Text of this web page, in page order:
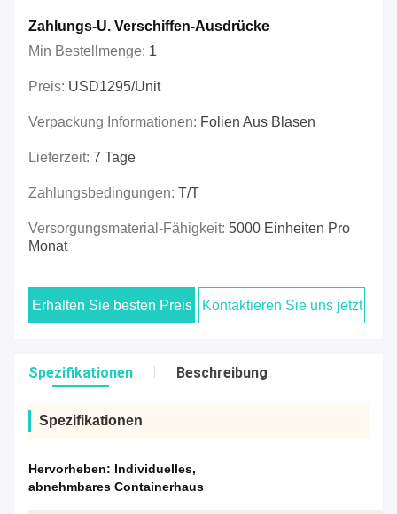
Zahlungs-U. Verschiffen-Ausdrücke
Min Bestellmenge: 1
Preis: USD1295/unit
Verpackung Informationen: Folien Aus Blasen
Lieferzeit: 7 Tage
Zahlungsbedingungen: T/T
Versorgungsmaterial-Fähigkeit: 5000 Einheiten Pro
Monat
Erhalten Sie besten Preis Kontaktieren Sie uns jetzt
Spezifikationen Beschreibung
Spezifikationen
Hervorheben: Individuelles,
abnehmbares Containerhaus